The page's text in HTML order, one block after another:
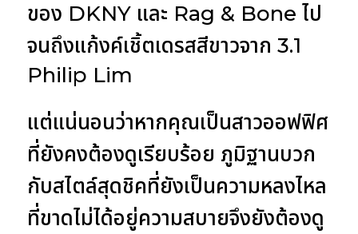
ของ DKNY และ Rag & Bone ไป
จนถึงแก้งค์เชิ้ตเดรสสีขาวจาก 3.1
Philip Lim
แต่แน่นอนว่าหากคุณเป็นสาวออฟฟิศ
ที่ยังคงต้องดูเรียบร้อย ภูมิฐานบวก
กับสไตล์สุดชิคที่ยังเป็นความหลงไหล
ที่ขาดไม่ได้อยู่ความสบายจึงยังต้องดู